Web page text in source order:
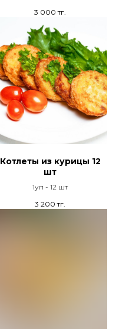
3 000 тг.
Котлеты из курицы 12
шт
1уп - 12 шт
3 200 тг.